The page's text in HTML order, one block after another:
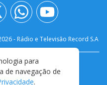
- Rádio e Televisão Record S.A
PRIVACIDADE
DE USO
para
de navegação de
.